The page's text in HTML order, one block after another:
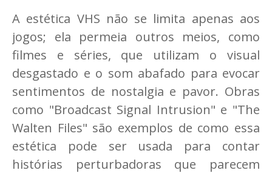
A estética VHS não se limita apenas aos
jogos; ela permeia outros meios, como
filmes e séries, que utilizam o visual
desgastado e o som abafado para evocar
sentimentos de nostalgia e pavor. Obras
como "Broadcast Signal Intrusion" e "The
Walten Files" são exemplos de como essa
estética pode ser usada para contar
histórias perturbadoras que parecem